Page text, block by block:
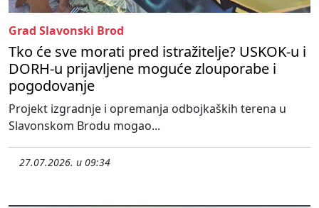
Grad Slavonski Brod
Tko će sve morati pred istražitelje? USKOK-u i
DORH-u prijavljene moguće zlouporabe i
pogodovanje
Projekt izgradnje i opremanja odbojkaških terena u
Slavonskom Brodu mogao...
27.07.2026. u 09:34